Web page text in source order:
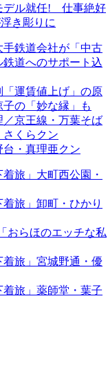
デル就任! 仕事絶好
き彫りに
鉄道会社が「中古
道へのサポート込
運賃値上げ」の原
の「妙な縁」も
京王線・万葉そば
くらクン
・真理亜クン
旅」大町西公園・
旅」卸町・ひかり
おらほのエッチな私
旅」宮城野通・優
旅」薬師堂・葉子